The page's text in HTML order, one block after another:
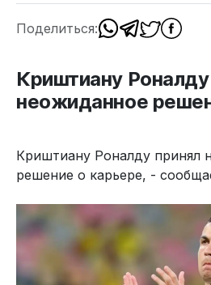
Поделиться:
Криштиану
неожиданное
Криштиану Роналду принял
решение о карьере, -